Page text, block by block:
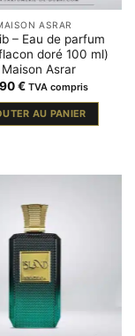
ASRAR
– Eau de parfum
doré 100 ml)
Maison Asrar
€ TVA compris
AU PANIER